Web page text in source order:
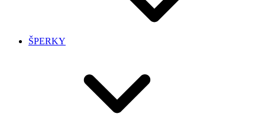
ŠPERKY